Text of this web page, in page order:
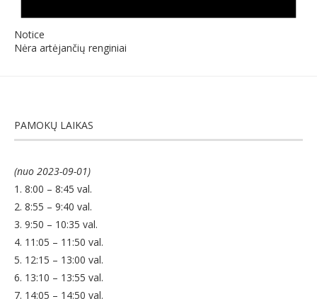
Notice
Nėra artėjančių renginiai
PAMOKŲ LAIKAS
(nuo 2023-09-01)
1. 8:00 – 8:45 val.
2. 8:55 – 9:40 val.
3. 9:50 – 10:35 val.
4. 11:05 – 11:50 val.
5. 12:15 – 13:00 val.
6. 13:10 – 13:55 val.
7. 14:05 – 14:50 val.